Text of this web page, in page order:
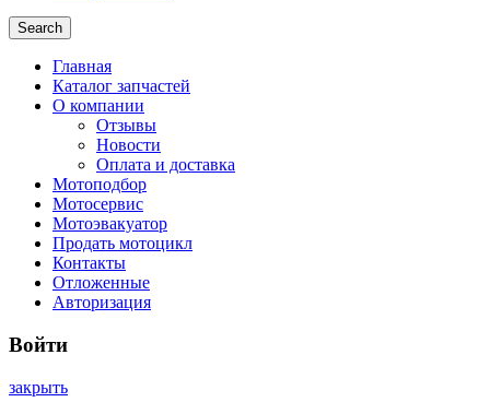
Search
Главная
Каталог запчастей
О компании
Отзывы
Новости
Оплата и доставка
Мотоподбор
Мотосервис
Мотоэвакуатор
Продать мотоцикл
Контакты
Отложенные
Авторизация
Войти
закрыть